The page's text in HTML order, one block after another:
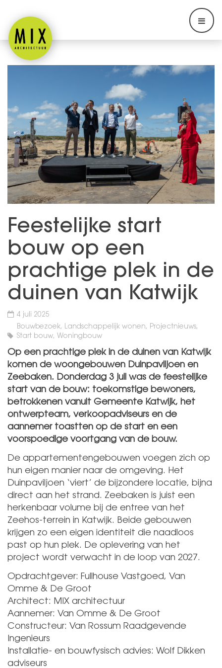
Feestelijke start
bouw op een
prachtige plek in de
duinen van Katwijk
4 juli 2025
Bouwbezoek, Landschappelijk wonen, Projectnieuws,
Start bouw, Woningbouw
Op een prachtige plek in de duinen van Katwijk
komen de woongebouwen Duinpaviljoen en
Zeebaken. Donderdag 3 juli was de feestelijke
start van de bouw: toekomstige bewoners,
betrokkenen vanuit Gemeente Katwijk, het
ontwerpteam, verkoopadviseurs en de
aannemer toastten op de start en een
voorspoedige voortgang van de bouw.
De appartementengebouwen voegen zich op
hun eigen manier naar de omgeving. Het
Duinpaviljoen ‘viert’ de bijzondere locatie, bijna
direct aan het strand. Zeebaken is juist een
herkenbaar volume bij de entree van het
Zeehos-terrein in Katwijk. Beide gebouwen
krijgen zo een eigen identiteit die naadloos
past op hun plek. De oplevering van het
project wordt verwacht in de loop van 2027.
Opdrachtgever: Fullhouse Vastgoed, Van
Omme & De Groot
Architect: MIX architectuur
Aannemer: Van Omme & De Groot
Constructeur: Van Rossum Raadgevende
Ingenieurs
Installatie- en bouwfysisch advies: Wolf Dikken
adviseurs